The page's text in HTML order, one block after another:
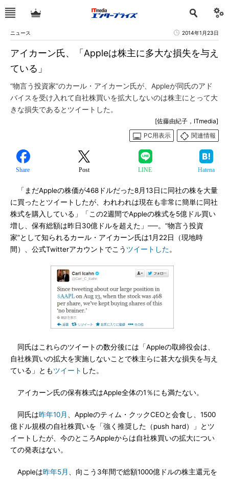
ニュース 2014年1月23日
アイカーン氏、「Appleは株主に多大な損失を与え
ている」
“物言う投資家”のカール・アイカーン氏が、Appleが同氏のアド
バイスを受け入れて自社株買いを拡大しないのは株主にとって大
きな損失であるとツイートした。
[佐藤由紀子，ITmedia]
PC用表示
関連情報
Share Post LINE Hatena
「まだAppleの株価が468ドルだった8月13日に同社の株を大量
に買ったとツイートしたが、われわれは現在も非常に簡単に同社
株式を購入している」「この2週間でAppleの株式を5億ドル買い
増し、保有総額は昨日30億ドルを超えた」──。“物言う投資
家”として知られるカール・アイカーン氏は1月22日（現地時
間）、公式Twitterアカウントでこう ツイート した。
同氏はこれらのツイートの数分後には「Appleの取締役会は、
自社株買いの拡大を実施しないことで株主らに甚大な損失を与え
ている」ともツイート した。
アイカーン氏の保有株式はApple全体の1％にも満たない。
同氏は昨年10月
、Appleのティム・クックCEOと会食し、1500
億ドル規模の自社株買いを「強く推奨した（push hard）」とツ
イートしたが、今のところAppleからは自社株買いの拡大につい
ての発表はない。
Appleは昨年5月
、向こう3年間で総額1000億ドルの株主還元を